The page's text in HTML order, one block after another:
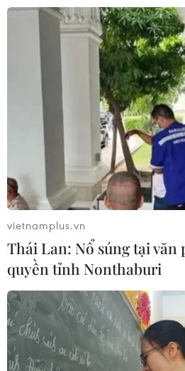
Thời điểm diễn ra lễ hội
Sơn-Kiếp Bạc năm 2023
27/12/2022 00:06
Điểm nhấn của lễ hội là Lễ
viên tịch của Đệ Tam Tổ Trúc
(1334-2023) và Lễ khai hội mùa
vietnamplus.vn
Thái Lan: Nổ súng tại văn
quyền tỉnh Nonthaburi